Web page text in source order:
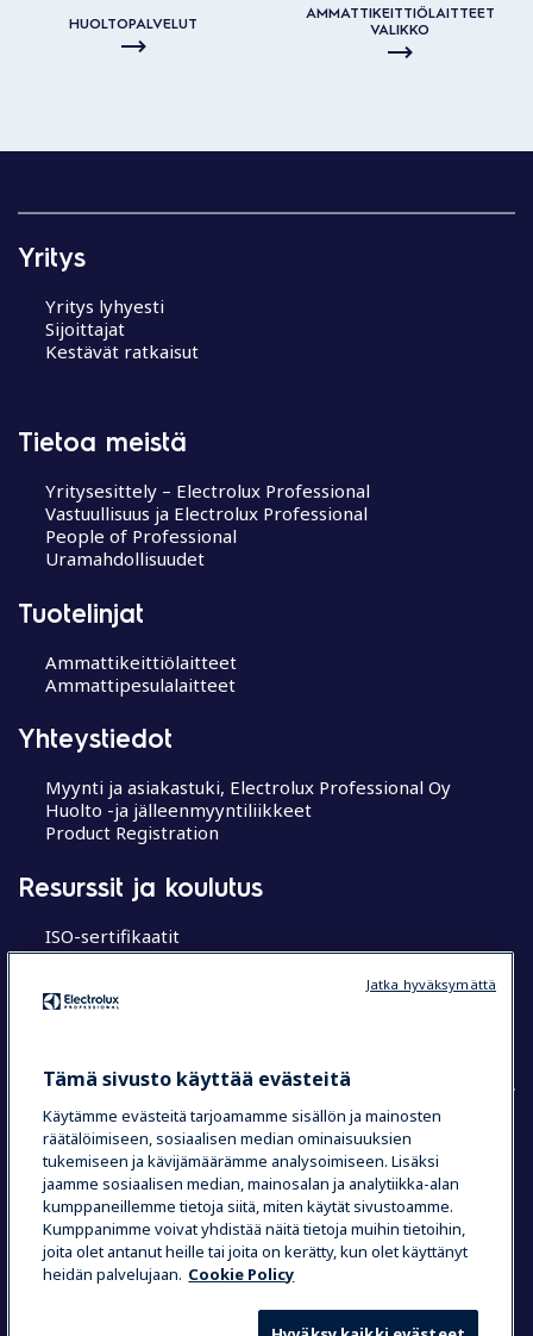
huoltopalvelut
HUOLTOPALVELUT
AMMATTIKEITTIÖLAITTEET
VALIKKO
Yritys
Yritys lyhyesti
Sijoittajat
Kestävät ratkaisut
Tietoa meistä
Yritysesittely – Electrolux Professional
Vastuullisuus ja Electrolux Professional
People of Professional
Uramahdollisuudet
Tuotelinjat
Ammattikeittiölaitteet
Ammattipesulalaitteet
Yhteystiedot
Myynti ja asiakastuki, Electrolux Professional Oy
Huolto -ja jälleenmyyntiliikkeet
Product Registration
Resurssit ja koulutus
ISO-sertifikaatit
MyProfessional
Chef’s Hub
COUNTRY AND LANGUAGE
VALINTASI: SUOMI
Data Privacy Statement
Käyttöehdot
Tämä sivusto käyttää evästeitä
Käytämme evästeitä tarjoamamme sisällön ja mainosten
räätälöimiseen, sosiaalisen median ominaisuuksien
tukemiseen ja kävijämäärämme analysoimiseen. Lisäksi
jaamme sosiaalisen median, mainosalan ja analytiikka-alan
kumppaneillemme tietoja siitä, miten käytät sivustoamme.
Kumppanimme voivat yhdistää näitä tietoja muihin tietoihin,
joita olet antanut heille tai joita on kerätty, kun olet käyttänyt
heidän palvelujaan. Cookie Policy
Jatka hyväksymättä